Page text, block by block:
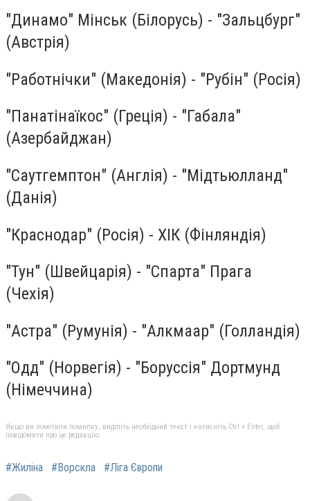
"Динамо" Мінськ (Білорусь) - "Зальцбург"
(Австрія)
"Работнічки" (Македонія) - "Рубін" (Росія)
"Панатінаїкос" (Греція) - "Габала"
(Азербайджан)
"Саутгемптон" (Англія) - "Мідтьюлланд"
(Данія)
"Краснодар" (Росія) - ХІК (Фінляндія)
"Тун" (Швейцарія) - "Спарта" Прага
(Чехія)
"Астра" (Румунія) - "Алкмаар" (Голландія)
"Одд" (Норвегія) - "Боруссія" Дортмунд
(Німеччина)
Якщо ви помітили помилку, виділіть необхідний текст і натисніть Ctrl + Enter, щоб
повідомити про це редакцію
#Жиліна #Ворскла #Ліга Європи